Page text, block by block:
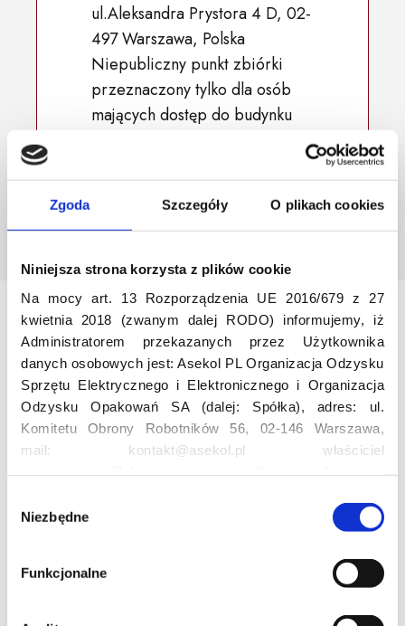
Zgoda Szczegóły O plikach cookies
Niniejsza strona korzysta z plików cookie
Na mocy art. 13 Rozporządzenia UE 2016/679 z 27
kwietnia 2018 (zwanym dalej RODO) informujemy, iż
Administratorem przekazanych przez Użytkownika
danych osobowych jest: Asekol PL Organizacja Odzysku
Sprzętu Elektrycznego i Elektronicznego i Organizacja
Odzysku Opakowań SA (dalej: Spółka), adres: ul.
Komitetu Obrony Robotników 56, 02-146 Warszawa,
mail: kontakt@asekol.pl właściciel
Asekolove. Administrator przetwarza następujące dane
osobowe Użytkowników: imię, nazwisko, adres e-mail,
numer telefonu, miasto, preferencje Użytkownika,
lokalizacja, obszar zainteresowania, dane przetwarzane
Niezbędne
Funkcjonalne
ul.Aleksandra Prystora 4 D, 02-
497 Warszawa, Polska
Niepubliczny punkt zbiórki
przeznaczony tylko dla osób
mających dostęp do budynku
Odwiedź nas
Znaczenie recyklingu elektrośmieci